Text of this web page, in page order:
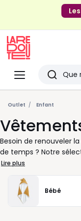
Menu
Redoute
articles
vus
Outlet Enfant
Besoin de renouveler
de temps ? Notre
enfant vous offre un
pleines de style, à
facilement la taille
pratique pour bébé
tout y est pensé pour
Lire plus
Bébé